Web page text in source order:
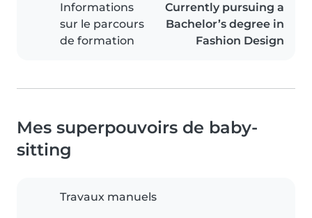
Informations
sur le parcours
de formation
Currently pursuing a
Bachelor’s degree in
Fashion Design
Mes superpouvoirs de baby-
sitting
Travaux manuels